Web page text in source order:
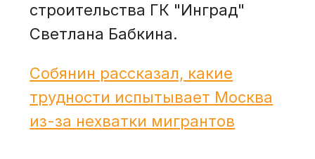
строительства ГК "Инград"
Светлана Бабкина.
Собянин рассказал, какие
трудности испытывает Москва
из-за нехватки мигрантов